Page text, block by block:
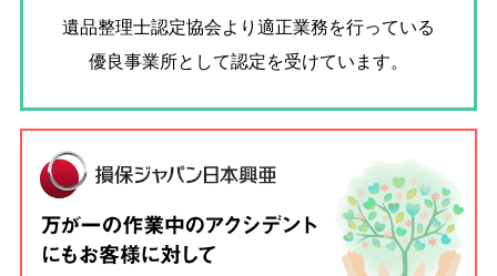
遺品整理士認定協会より適正業務を行っている
優良事業所として認定を受けています。